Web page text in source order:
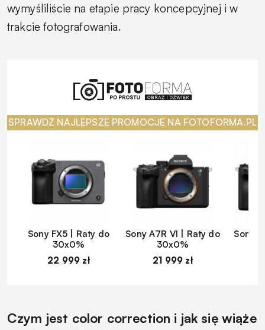
wymyśliliście na etapie pracy koncepcyjnej i w
trakcie fotografowania.
SPRAWDŹ NAJLEPSZE PROMOCJE NA FOTOFORMA.PL
Sony FX5 | Raty do
30x0%
22 999 zł
Sony A7R VI | Raty do
30x0%
21 999 zł
Sony
Czym jest color correction i jak się wiąże